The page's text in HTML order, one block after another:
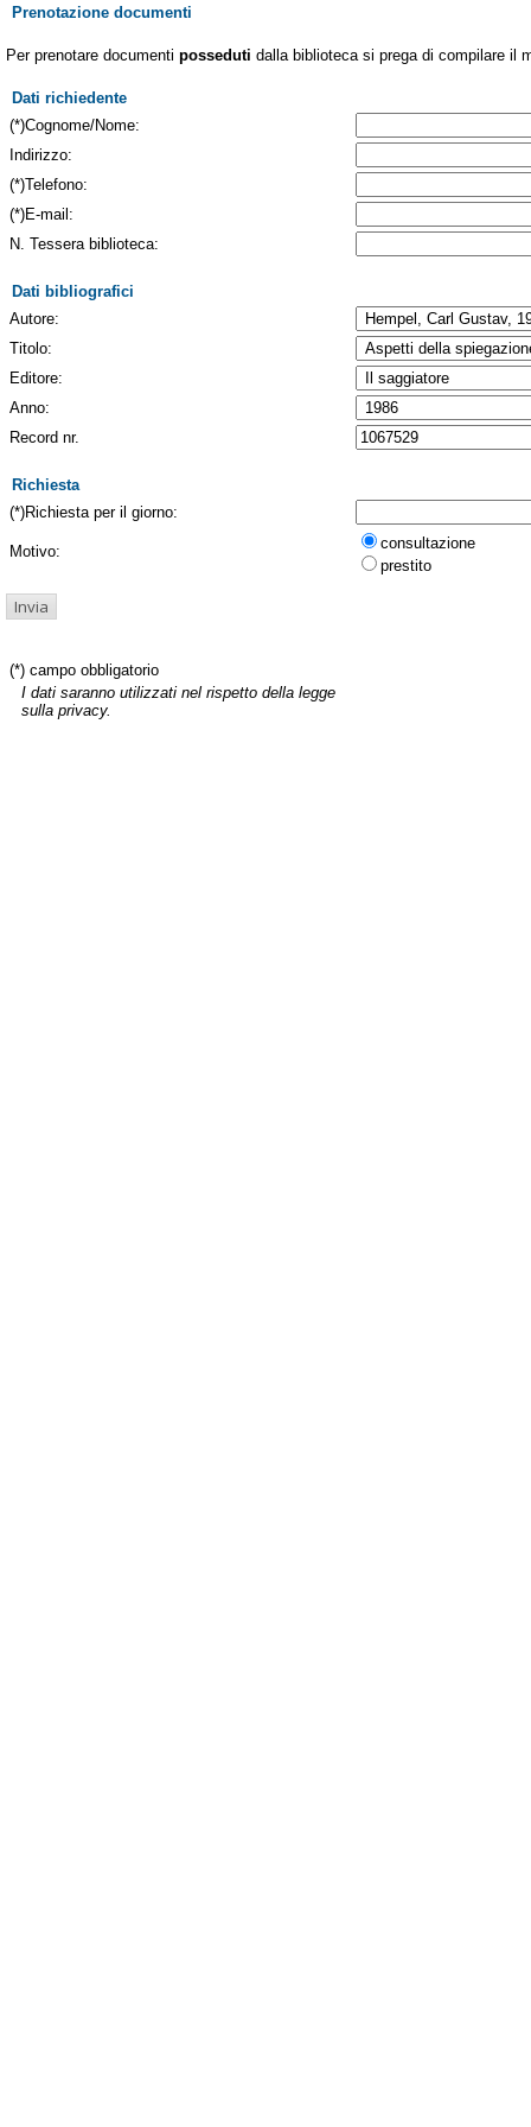
Prenotazione documenti
Per prenotare documenti posseduti dalla biblioteca si prega di compilare il
Dati richiedente
(*)Cognome/Nome:
Indirizzo:
(*)Telefono:
(*)E-mail:
N. Tessera biblioteca:
Dati bibliografici
Autore:
Titolo:
Editore:
Anno:
Record nr.
Richiesta
(*)Richiesta per il giorno:
Motivo:
consultazione
prestito
(*) campo obbligatorio
I dati saranno utilizzati nel rispetto della legge
sulla privacy.